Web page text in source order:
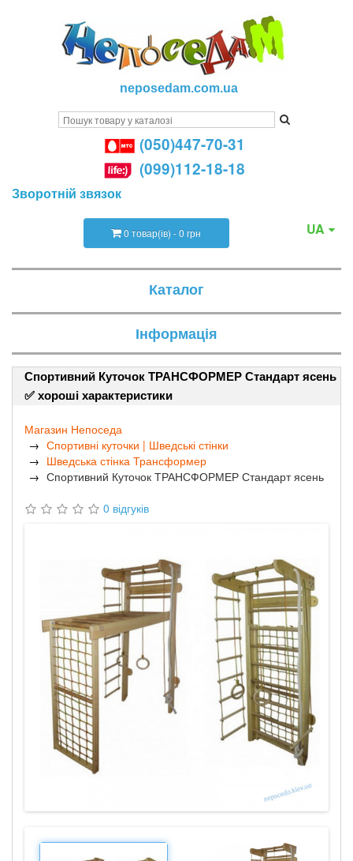
neposedam.com.ua
(050)447-70-31
(099)112-18-18
Зворотній звязок
UA
0 товар(ів) - 0 грн
Каталог
Інформація
Спортивний Куточок ТРАНСФОРМЕР Стандарт ясень
✅ хороші характеристики
Магазин Непоседа
Спортивні куточки | Шведські стінки
Шведська стінка Трансформер
Спортивний Куточок ТРАНСФОРМЕР Стандарт ясень
0 відгуків